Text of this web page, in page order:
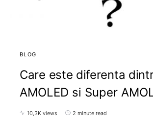
BLOG
Care este diferenta
AMOLED si Super
10,3K views 2 minute read